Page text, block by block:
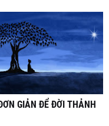
GIẢN ĐỂ ĐỜI THẢNH